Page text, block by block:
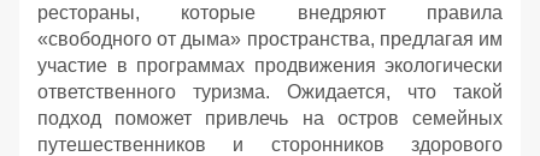
рестораны, которые внедряют правила
«свободного от дыма» пространства, предлагая им
участие в программах продвижения экологически
ответственного туризма. Ожидается, что такой
подход поможет привлечь на остров семейных
путешественников и сторонников здорового